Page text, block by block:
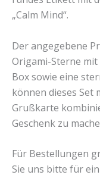
„Calm Mind“.
Der angegebene
Origami-Sterne
Box sowie eine
können dieses Set
Grußkarte
Geschenk zu
Für Bestellungen
Sie uns bitte für